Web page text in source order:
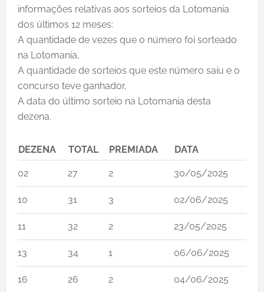
informações relativas aos sorteios da Lotomania
dos últimos 12 meses:
A quantidade de vezes que o número foi sorteado
na Lotomania,
A quantidade de sorteios que este número saiu e o
concurso teve ganhador,
A data do último sorteio na Lotomania desta
dezena.
DEZENA TOTAL PREMIADA DATA
02 27 2 30/05/2025
10 31 3 02/06/2025
11 32 2 23/05/2025
13 34 1 06/06/2025
16 26 2 04/06/2025